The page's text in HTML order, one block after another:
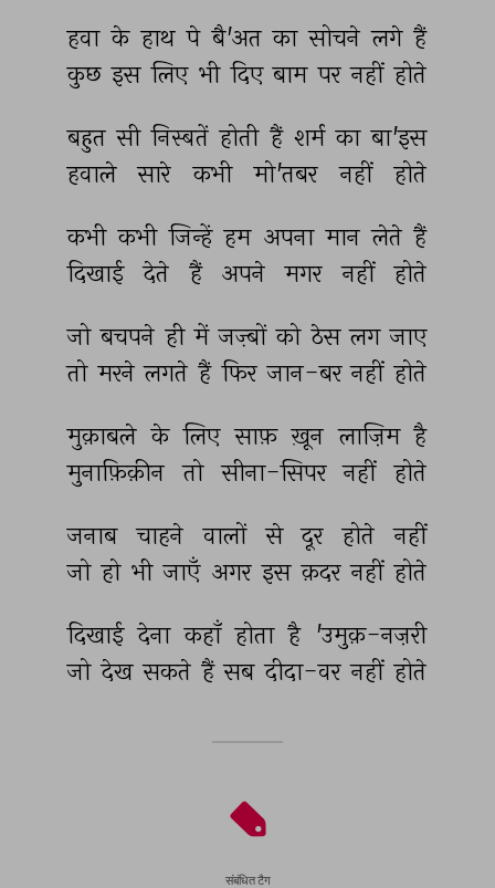
हवा के हाथ पे बै'अत का सोचने लगे हैं
कुछ इस लिए भी दिए बाम पर नहीं होते
बहुत सी निस्बतें होती हैं शर्म का बा'इस
हवाले
सारे कभी मो'तबर नहीं होते
कभी कभी जिन्हें हम अपना मान लेते हैं
दिखाई
देते हैं अपने मगर नहीं होते
जो बचपने ही में जज़्बों को ठेस लग जाए
तो मरने लगते हैं फिर जान-बर नहीं होते
मुक़ाबले के लिए साफ़ ख़ून लाज़िम है
मुनाफ़िक़ीन तो सीना-सिपर नहीं होते
जनाब चाहने वालों से दूर होते
नहीं
जो हो भी जाएँ अगर इस क़दर नहीं होते
दिखाई देना कहाँ होता है 'उमुक़-नज़री
जो देख सकते हैं सब दीदा-वर नहीं होते
संबंधित टैग